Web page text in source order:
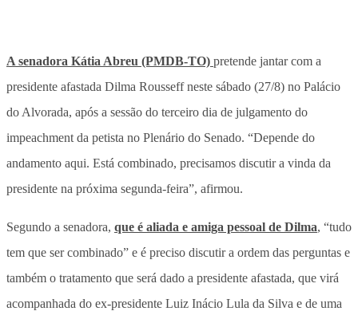
A senadora Kátia Abreu (PMDB-TO) pretende jantar com a
presidente afastada Dilma Rousseff neste sábado (27/8) no Palácio
do Alvorada, após a sessão do terceiro dia de julgamento do
impeachment da petista no Plenário do Senado. “Depende do
andamento aqui. Está combinado, precisamos discutir a vinda da
presidente na próxima segunda-feira”, afirmou.
Segundo a senadora, que é aliada e amiga pessoal de Dilma, “tudo
tem que ser combinado” e é preciso discutir a ordem das perguntas e
também o tratamento que será dado a presidente afastada, que virá
acompanhada do ex-presidente Luiz Inácio Lula da Silva e de uma